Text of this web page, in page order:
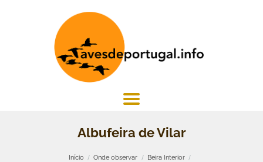
Albufeira de Vilar
Início Onde observar
Beira Interior